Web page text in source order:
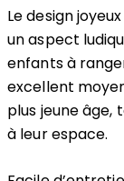
Le design
un aspect
enfants à
excellent
plus jeune âge,
à leur espace.